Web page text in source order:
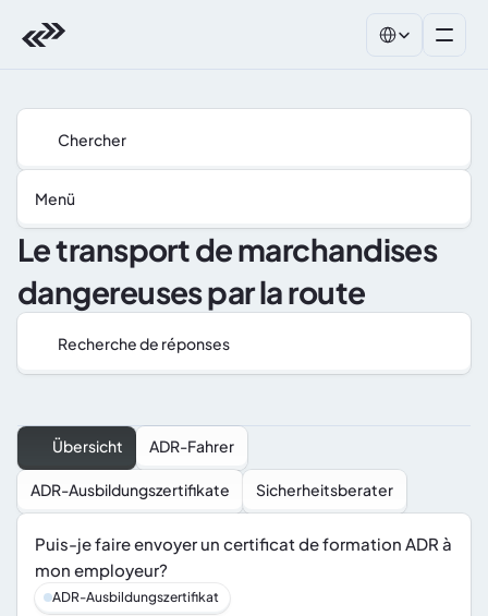
Menü
Chercher
Le transport de marchandises
dangereuses par la route
Recherche de réponses
Übersicht ADR-Fahrer
ADR-Ausbildungszertifikate Sicherheitsberater
Puis-je faire envoyer un certificat de formation ADR à
mon employeur?
ADR-Ausbildungszertifikat